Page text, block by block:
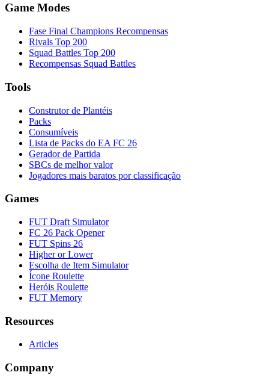
Game Modes
Fase Final Champions Recompensas
Rivals Top 200
Squad Battles Top 200
Recompensas Squad Battles
Tools
Construtor de Plantéis
Packs
Consumíveis
Lista de Packs do EA FC 26
Gerador de Partida
SBCs de melhor valor
Jogadores mais baratos por classificação
Games
FUT Draft Simulator
FC 26 Pack Opener
FUT Spins 26
Higher or Lower
Escolha de Item Simulator
Ícone Roulette
Heróis Roulette
FUT Memory
Resources
Articles
Company